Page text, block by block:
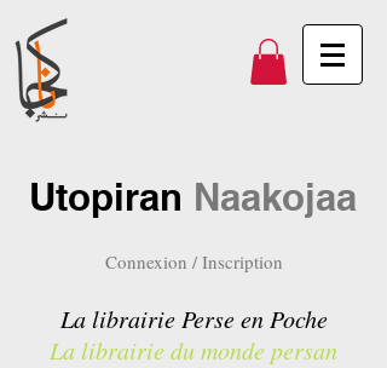
Utopiran Naakojaa
Connexion / Inscription
La librairie Perse en Poche
La librairie du monde persan